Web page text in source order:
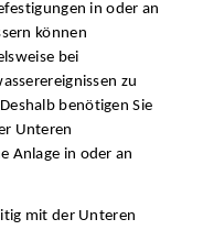
in oder an
können
bei
zu
benötigen Sie
Unteren
Anlage in oder an
mit der Unteren